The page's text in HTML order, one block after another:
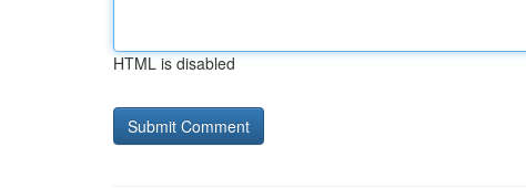
HTML is disabled